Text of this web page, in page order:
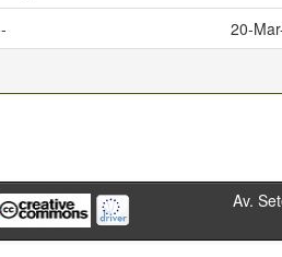
- 20-
Av. Sete de